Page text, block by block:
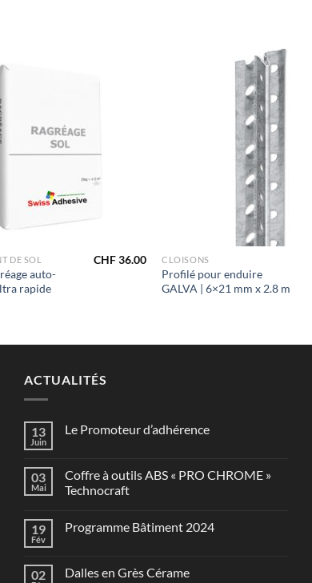
DE SOL
auto-
rapide
CHF36.00 CLOISONS
Profilé pour enduire
GALVA | 6×21 mm x 2.8 m
ACTUALITÉS
13
Juin
Le Promoteur d’adhérence
03
Mai
Coffre à outils ABS « PRO CHROME »
Technocraft
19
Fév
Programme Bâtiment 2024
02 Dalles en Grès Cérame